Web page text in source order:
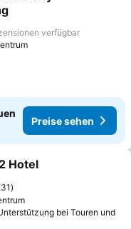
hinzufügen
verfügbar
Preise sehen
hinzufügen
Hotel
bei Touren und